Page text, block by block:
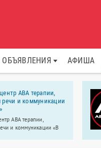
ОБЪЯВЛЕНИЯ АФИША
АВА терапии,
речи и коммуникации
АВА терапии,
и коммуникации «В